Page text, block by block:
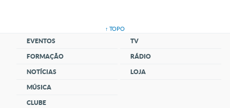
↑ TOPO
EVENTOS
FORMAÇÃO
NOTÍCIAS
MÚSICA
CLUBE
TV
RÁDIO
LOJA